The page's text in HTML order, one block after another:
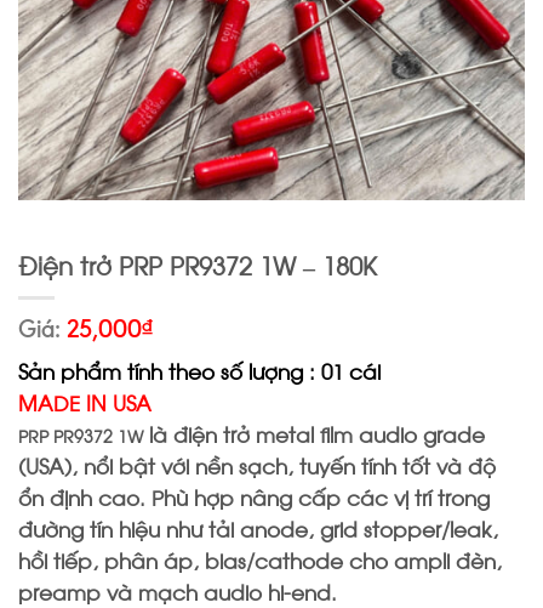
Điện trở PRP PR9372 1W – 180K
Giá: 25,000₫
Sản phẩm tính theo số lượng : 01 cái
MADE IN USA
PRP PR9372 1Wlà điện trở metal film audio grade
(USA), nổi bật với nền sạch, tuyến tính tốt và độ
ổn định cao. Phù hợp nâng cấp các vị trí trong
đường tín hiệu như tải anode, grid stopper/leak,
hồi tiếp, phân áp, bias/cathode cho ampli đèn,
preamp và mạch audio hi-end.